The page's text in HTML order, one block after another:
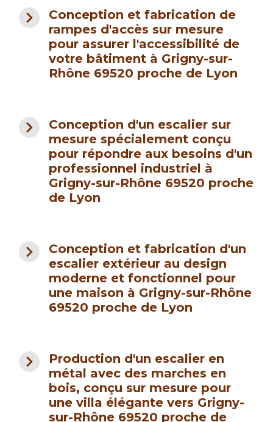
navigate_next
Conception et fabrication de
rampes d'accès sur mesure
pour assurer l'accessibilité de
votre bâtiment à Grigny-sur-
Rhône 69520 proche de Lyon
navigate_next
Conception d'un escalier sur
mesure spécialement conçu
pour répondre aux besoins d'un
professionnel industriel à
Grigny-sur-Rhône 69520 proche
de Lyon
navigate_next
Conception et fabrication d'un
escalier extérieur au design
moderne et fonctionnel pour
une maison à Grigny-sur-Rhône
69520 proche de Lyon
navigate_next
Production d'un escalier en
métal avec des marches en
bois, conçu sur mesure pour
une villa élégante vers Grigny-
sur-Rhône 69520 proche de